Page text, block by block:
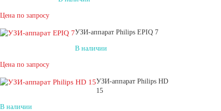
Цена по запросу
УЗИ-аппарат Philips EPIQ 7
В наличии
Цена по запросу
УЗИ-аппарат Philips HD
15
В наличии